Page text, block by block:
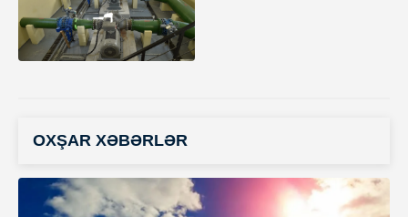
OXŞAR XƏBƏRLƏR